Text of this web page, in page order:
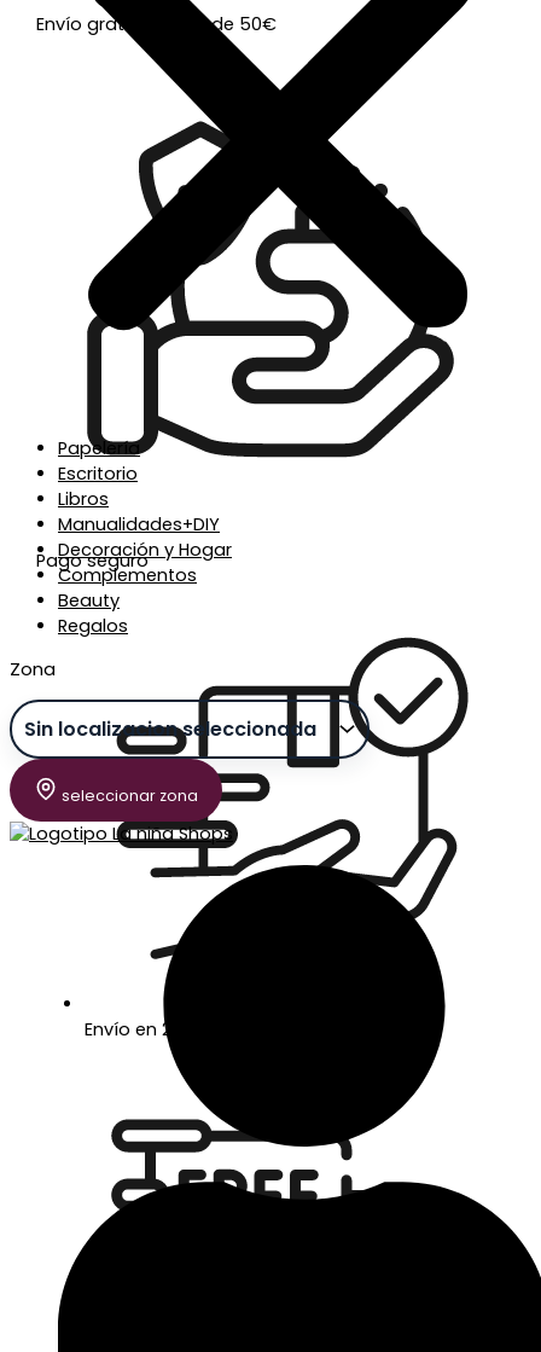
Papelería
Escritorio
Libros
Manualidades+DIY
Decoración y Hogar
Complementos
Beauty
Regalos
Zona
seleccionar zona
Envío gratis a partir de 50€
Pago seguro
Envío en 24/48 horas laborables